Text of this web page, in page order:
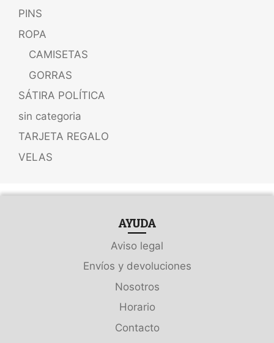
PINS
ROPA
CAMISETAS
GORRAS
SÁTIRA POLÍTICA
sin categoria
TARJETA REGALO
VELAS
AYUDA
Aviso legal
Envíos y devoluciones
Nosotros
Horario
Contacto